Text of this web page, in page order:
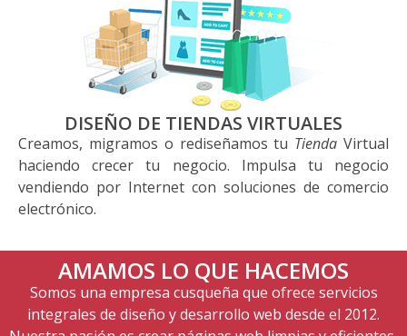
DISEÑO DE TIENDAS VIRTUALES
Creamos, migramos o rediseñamos tu Tienda Virtual
haciendo crecer tu negocio. Impulsa tu negocio
vendiendo por Internet con soluciones de comercio
electrónico.
AMAMOS LO QUE HACEMOS
Somos una empresa cusqueña que ofrece servicios
integrales de diseño y desarrollo web desde el 2012.